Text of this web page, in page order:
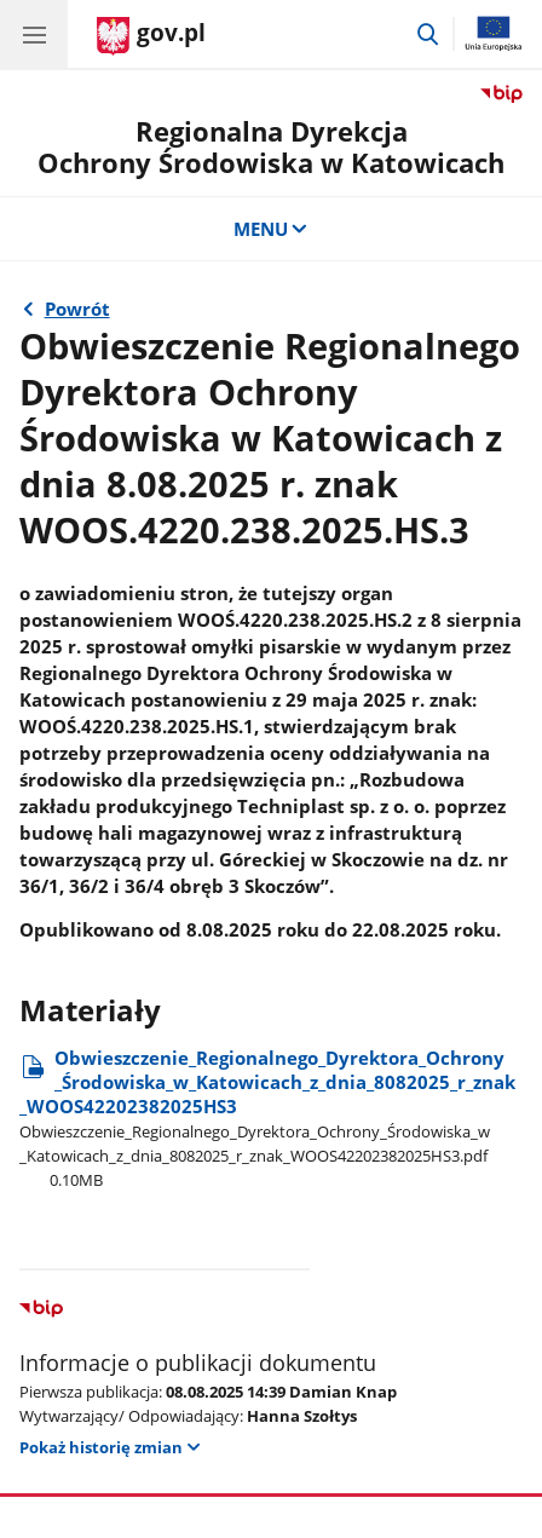
gov.pl
przejdź
Regionalna Dyrekcja
Ochrony Środowiska w Katowicach
MENU
Powrót
Obwieszczenie Regionalnego
Dyrektora Ochrony
Środowiska w Katowicach z
dnia 8.08.2025 r. znak
WOOS.4220.238.2025.HS.3
o zawiadomieniu stron, że tutejszy organ
postanowieniem WOOŚ.4220.238.2025.HS.2 z 8 sierpnia
2025 r. sprostował omyłki pisarskie w wydanym przez
Regionalnego Dyrektora Ochrony Środowiska w
Katowicach postanowieniu z 29 maja 2025 r. znak:
WOOŚ.4220.238.2025.HS.1, stwierdzającym brak
potrzeby przeprowadzenia oceny oddziaływania na
środowisko dla przedsięwzięcia pn.: „Rozbudowa
zakładu produkcyjnego Techniplast sp. z o. o. poprzez
budowę hali magazynowej wraz z infrastrukturą
towarzyszącą przy ul. Góreckiej w Skoczowie na dz. nr
36/1, 36/2 i 36/4 obręb 3 Skoczów”.
Opublikowano od 8.08.2025 roku do 22.08.2025 roku.
Materiały
Obwieszczenie​_Regionalnego​_Dyrektora​_Ochrony​
_Środowiska​_w​_Katowicach​_z​_dnia​_8082025​_r​_znak​
_WOOS42202382025HS3
Obwieszczenie​_Regionalnego​_Dyrektora​_Ochrony​_Środowiska​_w​
_Katowicach​_z​_dnia​_8082025​_r​_znak​_WOOS42202382025HS3.pdf
0.10MB
Informacje o publikacji dokumentu
Pierwsza publikacja:08.08.2025 14:39 Damian Knap
Wytwarzający/ Odpowiadający: Hanna Szołtys
Pokaż historię zmian